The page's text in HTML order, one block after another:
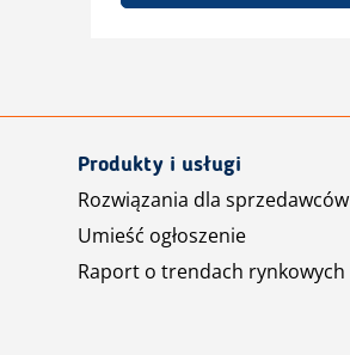
Produkty i usługi
Rozwiązania dla sprzedawców
Umieść ogłoszenie
Raport o trendach rynkowych